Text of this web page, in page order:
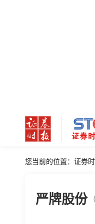
您当前的位置： 证券
严牌股份